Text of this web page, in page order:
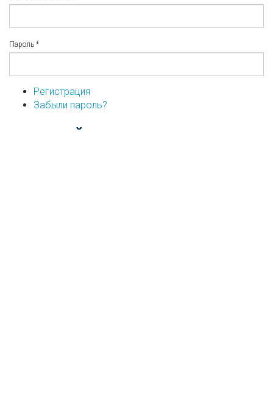
Пароль *
Регистрация
Забыли пароль?
...или войдите используя